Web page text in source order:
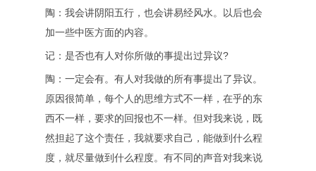
陶：我会讲阴阳五行，也会讲易经风水。以后也会
加一些中医方面的内容。
记：是否也有人对你所做的事提出过异议?
陶：一定会有。有人对我做的所有事提出了异议。
原因很简单，每个人的思维方式不一样，在乎的东
西不一样，要求的回报也不一样。但对我来说，既
然担起了这个责任，我就要求自己，能做到什么程
度，就尽量做到什么程度。有不同的声音对我来说